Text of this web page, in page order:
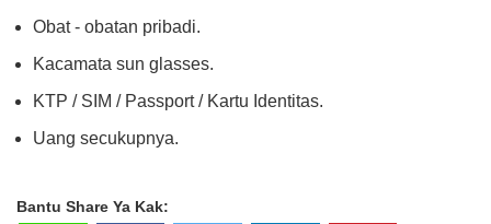
Obat - obatan pribadi.
Kacamata sun glasses.
KTP / SIM / Passport / Kartu Identitas.
Uang secukupnya.
Bantu Share Ya Kak: